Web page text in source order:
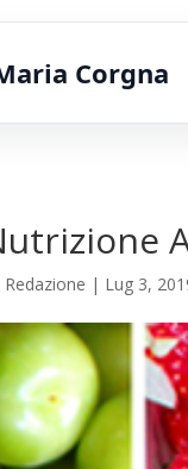
Corgna
Redazione | Lug 3,